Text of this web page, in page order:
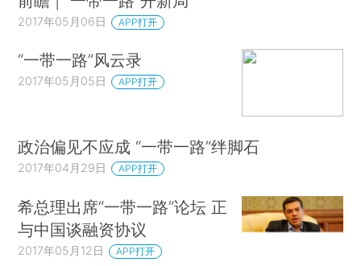
2017年05月06日 APP打开
“一带一路”风云录
2017年05月05日 APP打开
政治偏见不应成 “一带一路”绊脚石
2017年04月29日 APP打开
希总理出席“一带一路”论坛 正
与中国谈融资协议
2017年05月12日 APP打开